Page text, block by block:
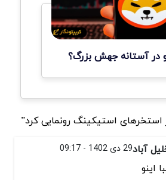
در آستانه جهش بزرگ؟
آباد29 دی 1402 - 09:17
اینو